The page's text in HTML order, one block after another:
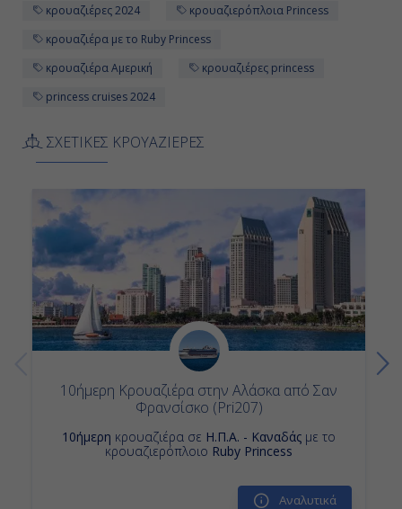
κρουαζιέρες 2024
κρουαζιερόπλοια Princess
κρουαζιέρα με το Ruby Princess
κρουαζιέρα Αμερική
κρουαζιέρες princess
princess cruises 2024
ΣΧΕΤΙΚΕΣ ΚΡΟΥΑΖΙΕΡΕΣ
10ήμερη Κρουαζιέρα στην Αλάσκα από Σαν
Φρανσίσκο (Pri207)
10ήμερη κρουαζιέρα σε Η.Π.Α. - Καναδάς με το
κρουαζιερόπλοιο Ruby Princess
Αναλυτικά